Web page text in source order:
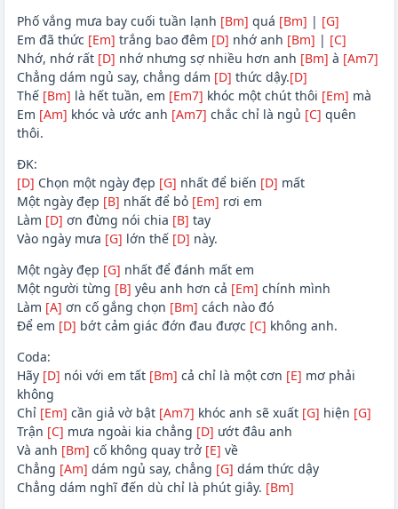
Phố vắng mưa bay cuối tuần lạnh [Bm] quá [Bm] | [G]
Em đã thức [Em] trắng bao đêm [D] nhớ anh [Bm] | [C]
Nhớ, nhớ rất [D] nhớ nhưng sợ nhiều hơn anh [Bm] à [Am7]
Chẳng dám ngủ say, chẳng dám [D] thức dậy.[D]
Thế [Bm] là hết tuần, em [Em7] khóc một chút thôi [Em] mà
Em [Am] khóc và ước anh [Am7] chắc chỉ là ngủ [C] quên
thôi.
ĐK:
[D] Chọn một ngày đẹp [G] nhất để biến [D] mất
Một ngày đẹp [B] nhất để bỏ [Em] rơi em
Làm [D] ơn đừng nói chia [B] tay
Vào ngày mưa [G] lớn thế [D] này.
Một ngày đẹp [G] nhất để đánh mất em
Một người từng [B] yêu anh hơn cả [Em] chính mình
Làm [A] ơn cố gắng chọn [Bm] cách nào đó
Để em [D] bớt cảm giác đớn đau được [C] không anh.
Coda:
Hãy [D] nói với em tất [Bm] cả chỉ là một cơn [E] mơ phải
không
Chỉ [Em] cần giả vờ bật [Am7] khóc anh sẽ xuất [G] hiện [G]
Trận [C] mưa ngoài kia chẳng [D] ướt đâu anh
Và anh [Bm] cố không quay trở [E] về
Chẳng [Am] dám ngủ say, chẳng [G] dám thức dậy
Chẳng dám nghĩ đến dù chỉ là phút giây. [Bm]